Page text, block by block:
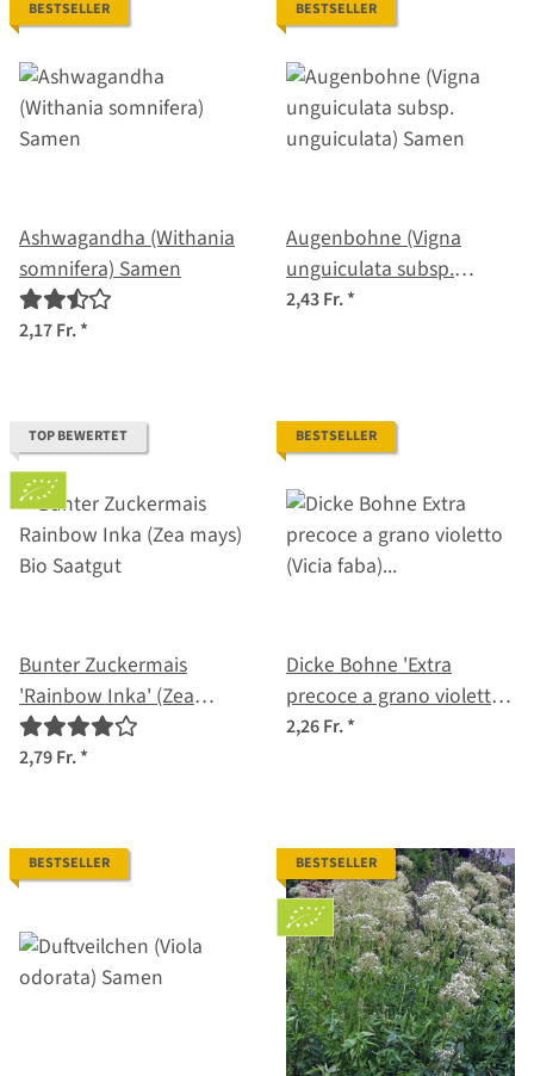
BESTSELLER
Ashwagandha (Withania
somnifera) Samen
2,17 Fr.*
BESTSELLER
Augenbohne (Vigna
unguiculata subsp.
unguiculata) Samen
2,43 Fr.*
TOP BEWERTET
Bunter Zuckermais
'Rainbow Inka' (Zea
mays) Bio Saatgut
2,79 Fr.*
BESTSELLER
Dicke Bohne 'Extra
precoce a grano violetto'
(Vicia faba) Samen
2,26 Fr.*
BESTSELLER BESTSELLER